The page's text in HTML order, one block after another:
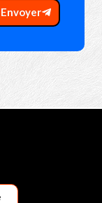
Envoyer